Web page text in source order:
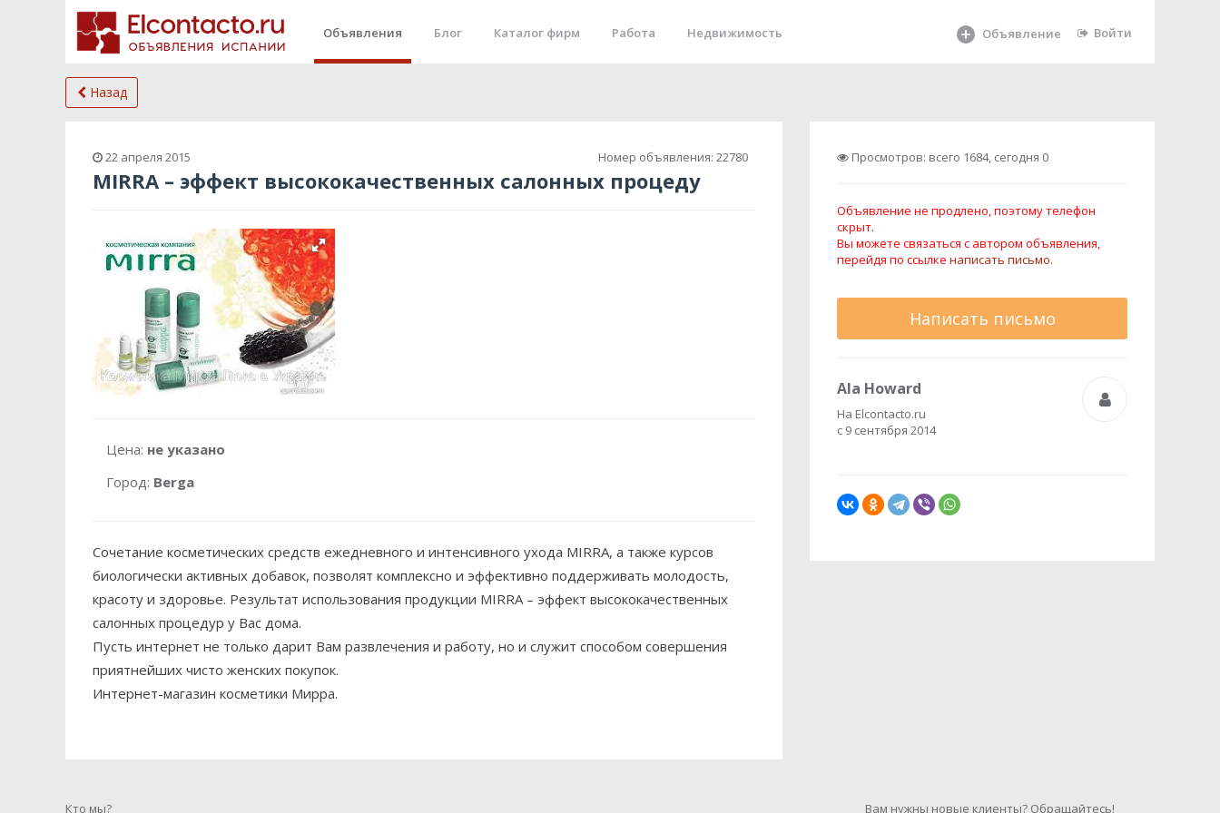
Объявления Блог Каталог фирм Работа Недвижимость Объявление Войти
Назад
22 апреля 2015 Номер объявления: 22780
MIRRA – эффект высококачественных салонных процеду
Цена: не указано
Город: Berga
Сочетание косметических средств ежедневного и интенсивного ухода MIRRA, а также курсов
биологически активных добавок, позволят комплексно и эффективно поддерживать молодость,
красоту и здоровье. Результат использования продукции MIRRA – эффект высококачественных
салонных процедур у Вас дома.
Пусть интернет не только дарит Вам развлечения и работу, но и служит способом совершения
приятнейших чисто женских покупок.
Интернет-магазин косметики Мирра.
Просмотров: всего 1684, сегодня 0
Объявление не продлено, поэтому телефон
скрыт.
Вы можете связаться с автором объявления,
перейдя по ссылке написать письмо.
Написать письмо
Ala Howard
На Elcontacto.ru
с 9 сентября 2014
Кто мы? Вам нужны новые клиенты? Обращайтесь!